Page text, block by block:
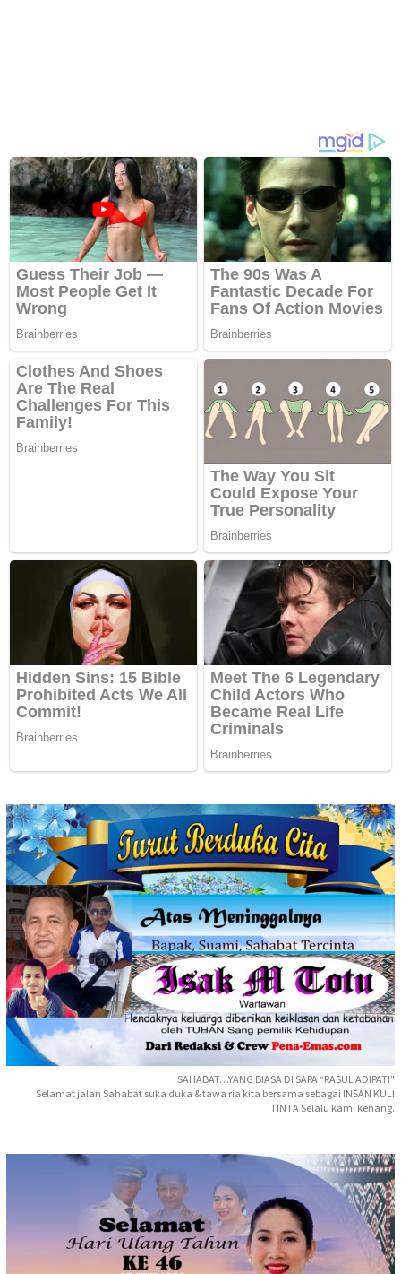
SAHABAT…YANG BIASA DI SAPA “RASUL ADIPATI”
Selamat jalan Sahabat suka duka & tawa ria kita bersama sebagai INSAN KULI
TINTA Selalu kami kenang.